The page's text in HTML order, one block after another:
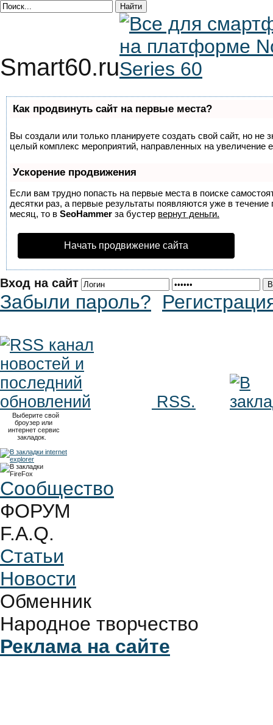
Smart60.ru
Как продвинуть сайт на первые места?
Вы создали или только планируете создать свой сайт, но не
целый комплекс мероприятий, направленных на увеличение
Ускорение продвижения
Если вам трудно попасть на первые места в поиске
десятки раз, а первые результаты появляются уже в
месяц, то в SeoHammer за бустер вернут деньги.
Начать продвижение сайта
Вход на сайт
Забыли пароль?
RSS.
Выберите свой
броузер или
интернет сервис
закладок.
Сообщество
ФОРУМ
F.A.Q.
Статьи
Новости
Обменник
Народное творчество
Реклама на сайте